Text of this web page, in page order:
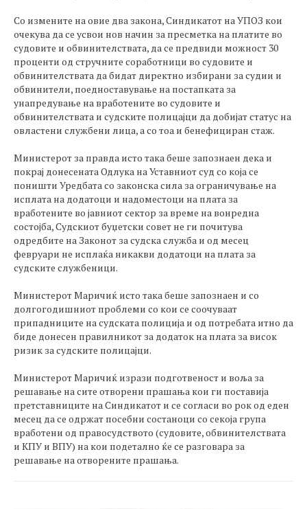
Со измените на овие два закона, Синдикатот на УПОЗ кои
очекува да се усвои нов начин за пресметка на платите во
судовите и обвинителствата, да се предвиди можност 30
проценти од стручните соработници во судовите и
обвинителствата да бидат директно избирани за судии и
обвинители, поедноставување на постапката за
унапредување на вработените во судовите и
обвинителствата и судските полицајци да добијат статус на
овластени службени лица, а со тоа и бенефициран стаж.
Министерот за правда исто така беше запознаен дека и
покрај донесената Одлука на Уставниот суд со која се
поништи Уредбата со законска сила за ограничување на
исплата на додатоци и надоместоци на плата за
вработените во јавниот сектор за време на вонредна
состојба, Судскиот буџетски совет не ги почитува
одредбите на Законот за судска служба и од месец
февруари не исплаќа никакви додатоци на плата за
судските службеници.
Министерот Маричиќ исто така беше запознаен и со
долгогодишниот проблеми со кои се соочуваат
припадниците на судската полиција и од потребата итно да
биде донесен правилникот за додаток на плата за висок
ризик за судските полицајци.
Министерот Маричиќ изрази подготвеност и воља за
решавање на сите отворени прашања кои ги поставија
претставниците на Синдикатот и се согласи во рок од еден
месец да се одржат посебни состаноци со секоја група
вработени од правосудството (судовите, обвинителствата
и КПУ и ВПУ) на кои подетално ќе се разговара за
решавање на отворените прашања.